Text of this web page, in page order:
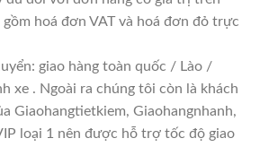
hoá đơn VAT và hoá đơn đỏ trực
giao hàng toàn quốc / Lào /
xe . Ngoài ra chúng tôi còn là khách
Giaohangtietkiem, Giaohangnhanh,
loại 1 nên được hỗ trợ tốc độ giao